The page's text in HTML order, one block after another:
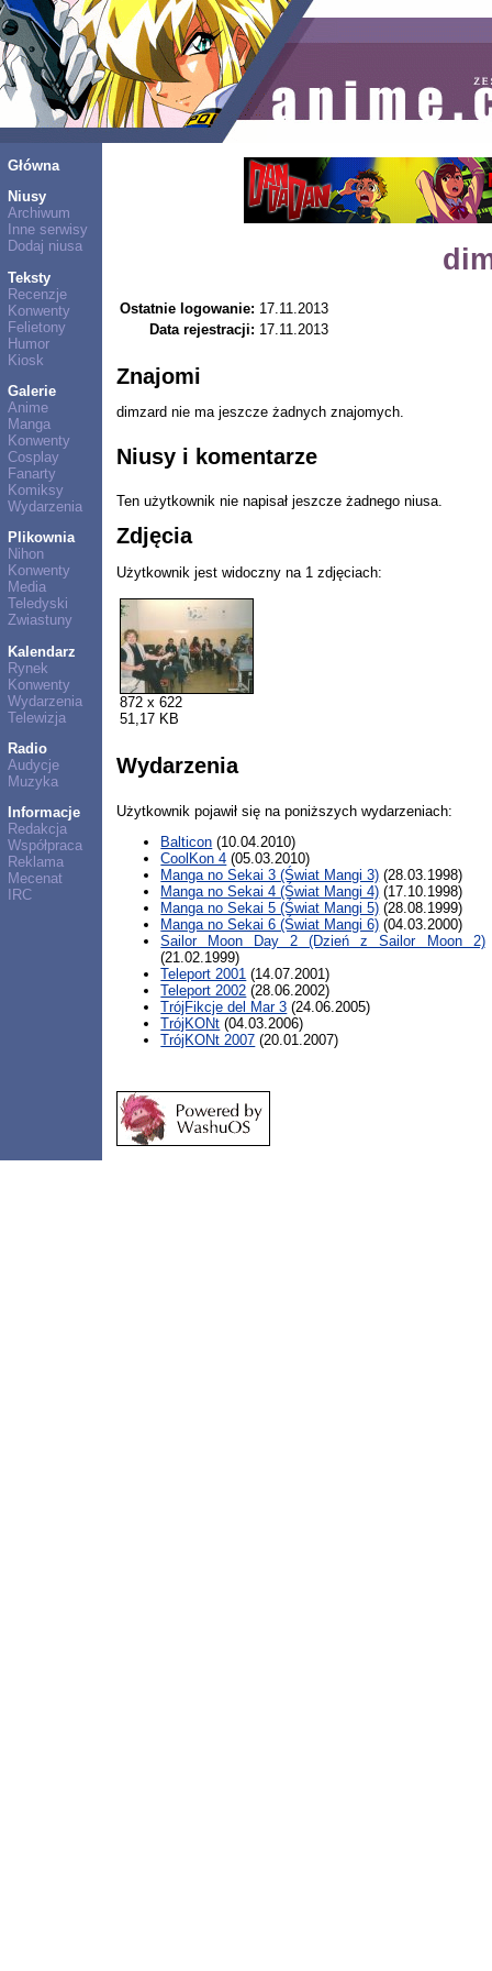
Główna
Niusy
Archiwum
Inne serwisy
Dodaj niusa
Teksty
Recenzje
Konwenty
Felietony
Humor
Kiosk
Galerie
Anime
Manga
Konwenty
Cosplay
Fanarty
Komiksy
Wydarzenia
Plikownia
Nihon
Konwenty
Media
Teledyski
Zwiastuny
Kalendarz
Rynek
Konwenty
Wydarzenia
Telewizja
Radio
Audycje
Muzyka
Informacje
Redakcja
Współpraca
Reklama
Mecenat
IRC
Ostatnie logowanie: 17.11.2013
Data rejestracji: 17.11.2013
Znajomi
dimzard nie ma jeszcze żadnych znajomych.
Niusy i komentarze
Ten użytkownik nie napisał jeszcze żadnego niusa.
Zdjęcia
Użytkownik jest widoczny na 1 zdjęciach:
872 x 622
51,17 KB
Wydarzenia
Użytkownik pojawił się na poniższych wydarzeniach:
Balticon (10.04.2010)
CoolKon 4 (05.03.2010)
Manga no Sekai 3 (Świat Mangi 3) (28.03.1998)
Manga no Sekai 4 (Świat Mangi 4) (17.10.1998)
Manga no Sekai 5 (Świat Mangi 5) (28.08.1999)
Manga no Sekai 6 (Świat Mangi 6) (04.03.2000)
Sailor Moon Day 2 (Dzień z Sailor Moon 2)
(21.02.1999)
Teleport 2001 (14.07.2001)
Teleport 2002 (28.06.2002)
TrójFikcje del Mar 3 (24.06.2005)
TrójKONt (04.03.2006)
TrójKONt 2007 (20.01.2007)